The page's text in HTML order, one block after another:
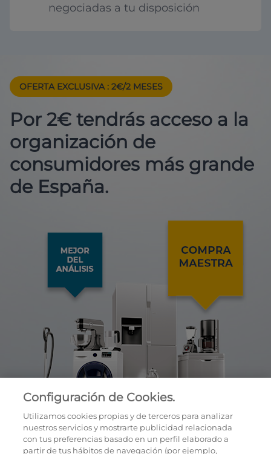
negociadas a tu disposición
OFERTA EXCLUSIVA : 2€/2 MESES
Por 2€ tendrás acceso a la
organización de
consumidores más grande
de España.
Configuración de Cookies.
Utilizamos cookies propias y de terceros para analizar
nuestros servicios y mostrarte publicidad relacionada
con tus preferencias basado en un perfil elaborado a
partir de tus hábitos de navegación (por ejemplo,